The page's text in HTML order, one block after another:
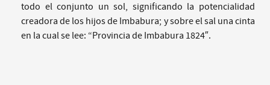
todo el conjunto un sol, significando la potencialidad
creadora de los hijos de Imbabura; y sobre el sal una cinta
en la cual se lee: “Provincia de Imbabura 1824″.